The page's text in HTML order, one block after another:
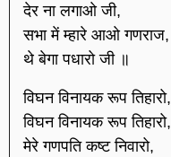
देर ना लगाओ जी,
सभा में म्हारे आओ गणराज,
थे बेगा पधारो जी ॥
विघन विनायक रूप तिहारो,
विघन विनायक रूप तिहारो,
मेरे गणपति कष्ट निवारो,